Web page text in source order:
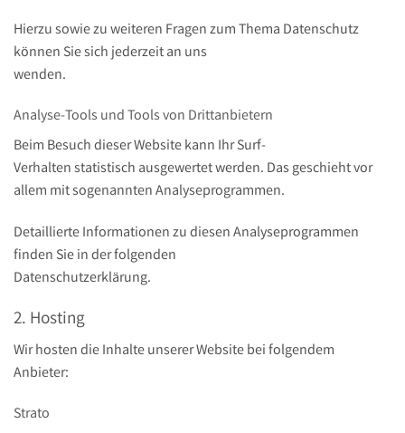
Hierzu sowie zu weiteren Fragen zum Thema Datenschutz
können Sie sich jederzeit an uns
wenden.
Analyse-Tools und Tools von Dritt­anbietern
Beim Besuch dieser Website kann Ihr Surf-
Verhalten statistisch ausgewertet werden. Das geschieht vor
allem mit sogenannten Analyseprogrammen.
Detaillierte Informationen zu diesen Analyseprogrammen
finden Sie in der folgenden
Datenschutzerklärung.
2. Hosting
Wir hosten die Inhalte unserer Website bei folgendem
Anbieter:
Strato